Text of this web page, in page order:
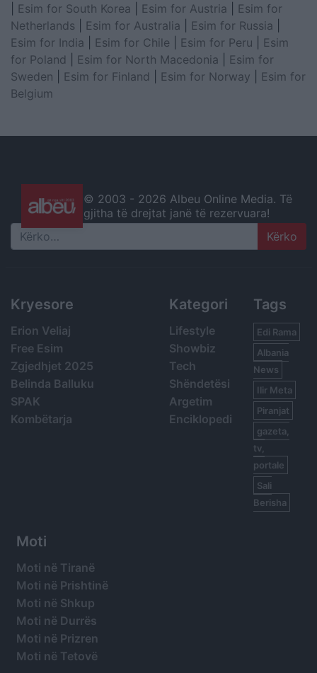
Esim for South Korea Esim for Austria
Esim for
Netherlands
Esim for Australia Esim for Russia
Esim for India
Esim for Chile Esim for Peru
Esim
for Poland
Esim for North Macedonia
Esim for
Sweden
Esim for Finland Esim for Norway
Esim for
Belgium
© 2003 - 2026 Albeu Online Media. Të
gjitha të drejtat janë të rezervuara!
Search
Kryesore
Erion Veliaj
Free Esim
Zgjedhjet 2025
Belinda Balluku
SPAK
Kombëtarja
Kategori
Lifestyle
Showbiz
Tech
Shëndetësi
Argetim
Enciklopedi
Tags
Edi Rama
Albania
News
Ilir Meta
Piranjat
gazeta,
tv,
portale
Sali
Berisha
Moti
Moti në Tiranë
Moti në Prishtinë
Moti në Shkup
Moti në Durrës
Moti në Prizren
Moti në Tetovë